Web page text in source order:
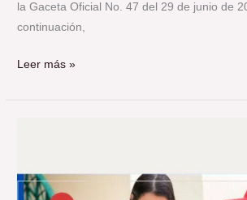
la Gaceta Oficial No. 47 del 29 de junio de
continuación,
Leer más »
MISCELÁNEA